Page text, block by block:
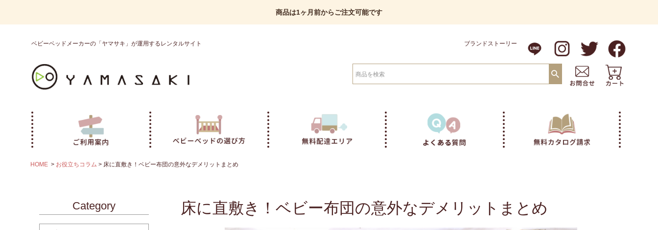
商品は1ヶ月前からご注文可能です
ベビーベッドメーカーの「ヤマサキ」が運用するレンタルサイト ブランドストーリー
HOME お役立ちコラム 床に直敷き！ベビー布団の意外なデメリットまとめ
Category 床に直敷き！ベビー布団の意外なデメリットまとめ